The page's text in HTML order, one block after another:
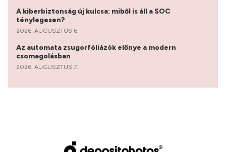
A kiberbiztonság új kulcsa: miből is áll a SOC
ténylegesen?
2026. AUGUSZTUS 6.
Az automata zsugorfóliázók előnye a modern
csomagolásban
2026. AUGUSZTUS 7.